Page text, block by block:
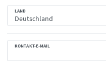
LAND
KONTAKT-E-MAIL